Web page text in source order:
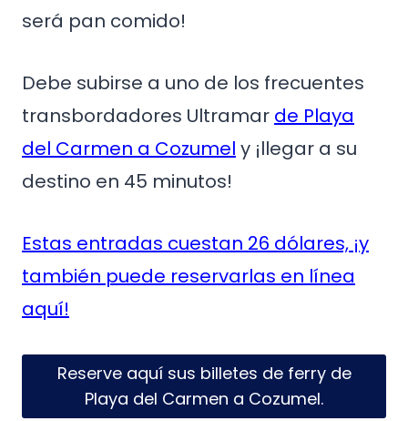
será pan comido!
Debe subirse a uno de los frecuentes
transbordadores Ultramar de Playa
del Carmen a Cozumel y ¡llegar a su
destino en 45 minutos!
Estas entradas cuestan 26 dólares, ¡y
también puede reservarlas en línea
aquí!
Reserve aquí sus billetes de ferry de
Playa del Carmen a Cozumel.